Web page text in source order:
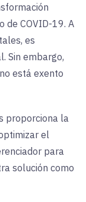
de COVID-19. A
es
Sin embargo,
está exento
proporciona la
el
para
solución como